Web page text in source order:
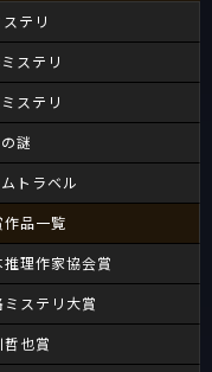
テリ
ステリ
ステリ
謎
トラベル
作品一覧
推理作家協会賞
ミステリ大賞
哲也賞